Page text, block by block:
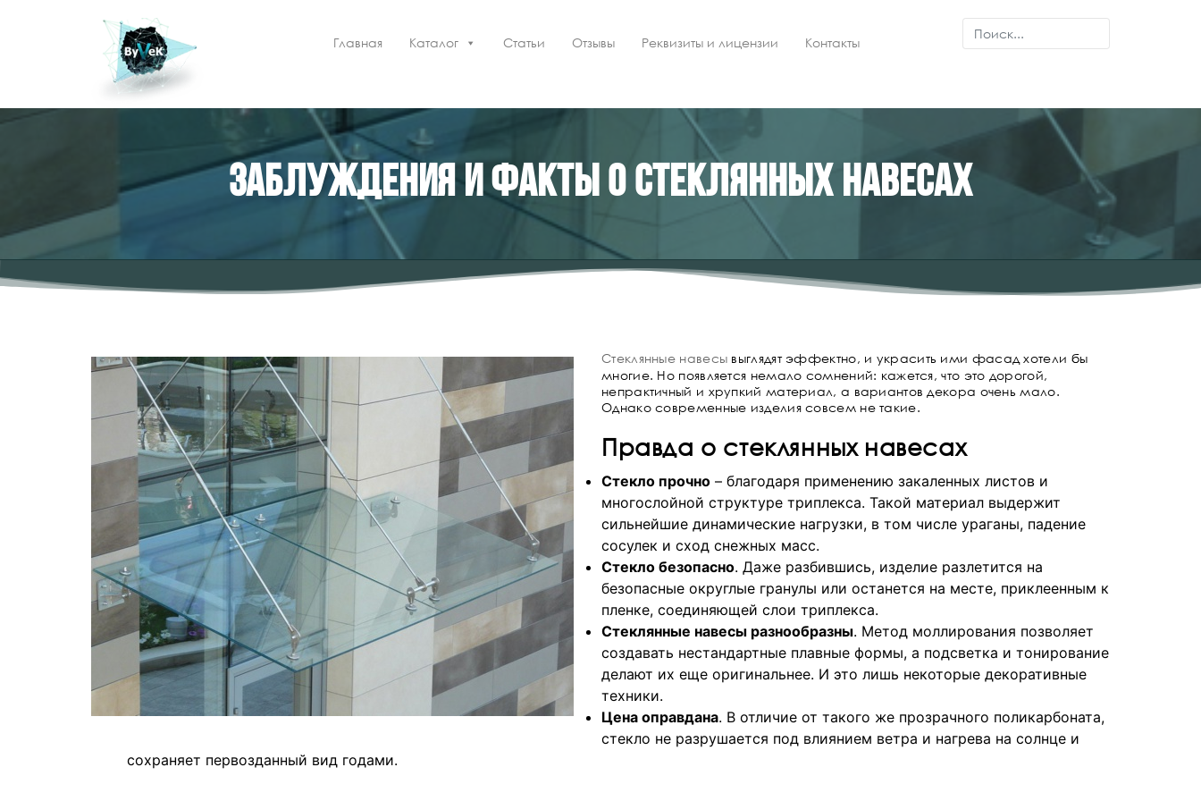
Главная Каталог Статьи Отзывы Реквизиты и лицензии Контакты
Заблуждения и факты о стеклянных навесах
Стеклянные навесы выглядят эффектно, и украсить ими фасад хотели бы
многие. Но появляется немало сомнений: кажется, что это дорогой,
непрактичный и хрупкий материал, а вариантов декора очень мало.
Однако современные изделия совсем не такие.
Правда о стеклянных навесах
Стекло прочно – благодаря применению закаленных листов и
многослойной структуре триплекса. Такой материал выдержит
сильнейшие динамические нагрузки, в том числе ураганы, падение
сосулек и сход снежных масс.
Стекло безопасно. Даже разбившись, изделие разлетится на
безопасные округлые гранулы или останется на месте, приклеенным к
пленке, соединяющей слои триплекса.
Стеклянные навесы разнообразны. Метод моллирования позволяет
создавать нестандартные плавные формы, а подсветка и тонирование
делают их еще оригинальнее. И это лишь некоторые декоративные
техники.
Цена оправдана. В отличие от такого же прозрачного поликарбоната,
стекло не разрушается под влиянием ветра и нагрева на солнце и
сохраняет первозданный вид годами.